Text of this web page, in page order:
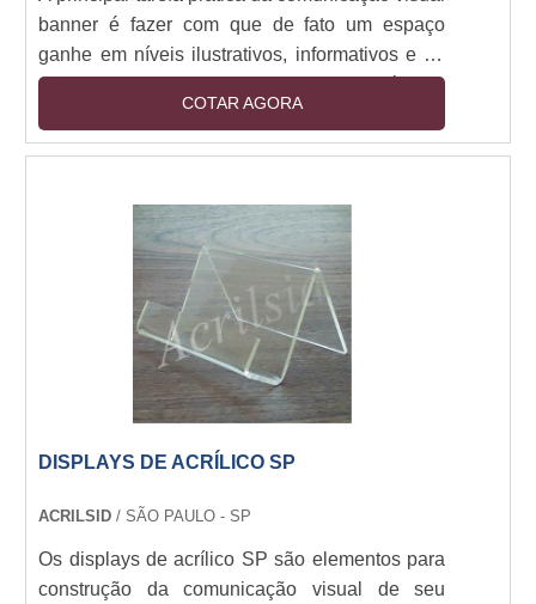
banner é fazer com que de fato um espaço
ganhe em níveis ilustrativos, informativos e de
identificação propriamente dita. Através da
colocação de um banner que pode ser formado
por PVC, ACM ou qualquer outro elemento de
completa em todos os níveis para que
ambientes corporativos, de eventos, reuniões,
palestras e demais tipos de convenções se
COTAR AGORA
DISPLAYS DE ACRÍLICO SP
ACRILSID / SÃO PAULO - SP
Os displays de acrílico SP são elementos para
construção da comunicação visual de seu